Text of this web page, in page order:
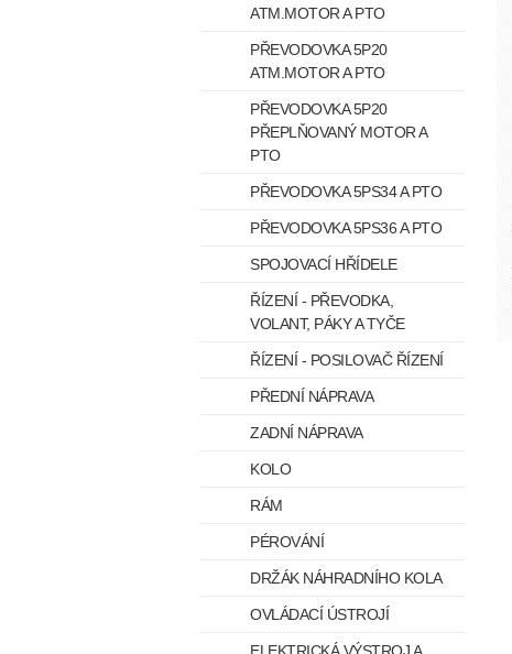
ATM.MOTOR A PTO
PŘEVODOVKA 5P20
ATM.MOTOR A PTO
PŘEVODOVKA 5P20
PŘEPLŇOVANÝ MOTOR A
PTO
PŘEVODOVKA 5PS34 A PTO
PŘEVODOVKA 5PS36 A PTO
SPOJOVACÍ HŘÍDELE
ŘÍZENÍ - PŘEVODKA,
VOLANT, PÁKY A TYČE
ŘÍZENÍ - POSILOVAČ ŘÍZENÍ
PŘEDNÍ NÁPRAVA
ZADNÍ NÁPRAVA
KOLO
RÁM
PÉROVÁNÍ
DRŽÁK NÁHRADNÍHO KOLA
OVLÁDACÍ ÚSTROJÍ